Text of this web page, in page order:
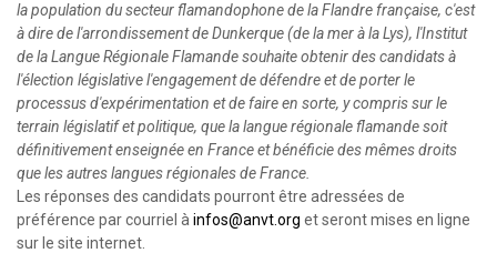
la population du secteur flamandophone de la Flandre française, c'est
à dire de l'arrondissement de Dunkerque (de la mer à la Lys), l'Institut
de la Langue Régionale Flamande souhaite obtenir des candidats à
l'élection législative l'engagement de défendre et de porter le
processus d'expérimentation et de faire en sorte, y compris sur le
terrain législatif et politique, que la langue régionale flamande soit
définitivement enseignée en France et bénéficie des mêmes droits
que les autres langues régionales de France.
Les réponses des candidats pourront être adressées de
préférence par courriel à infos@anvt.org et seront mises en ligne
sur le site internet.